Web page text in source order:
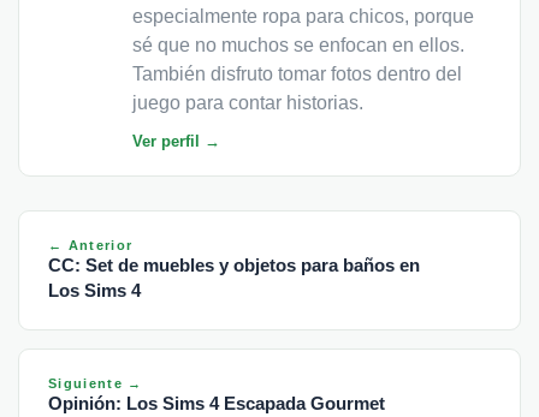
especialmente ropa para chicos, porque
sé que no muchos se enfocan en ellos.
También disfruto tomar fotos dentro del
juego para contar historias.
Ver perfil →
← Anterior
CC: Set de muebles y objetos para baños en
Los Sims 4
Siguiente →
Opinión: Los Sims 4 Escapada Gourmet